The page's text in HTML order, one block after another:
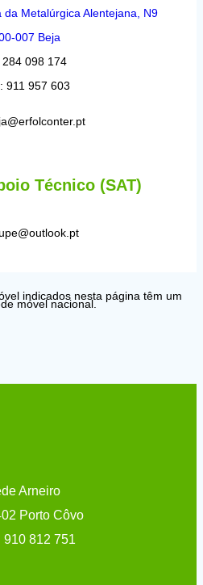
da Metalúrgica Alentejana, N9
007 Beja
284 098 174
911 957 603
Técnico (SAT)
indicados nesta página têm um
móvel nacional.
Arneiro
Porto Côvo
910 812 751